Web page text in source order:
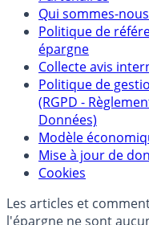
Mentions légales
Partenaires
Qui sommes-nous ?
Politique de
épargne
Collecte avis
Politique de
(RGPD -
Données)
Modèle
Cookies